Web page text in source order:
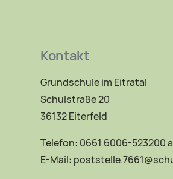
Kontakt
Grundschule im Eitratal
Schulstraße 20
36132 Eiterfeld
Telefon: 0661 6006-523200
E-Mail: